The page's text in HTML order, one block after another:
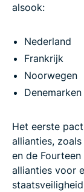
alsook:
Nederland
Frankrijk
Noorwegen
Denemarken
Het eerste
allianties,
en de Fourteen
allianties voor